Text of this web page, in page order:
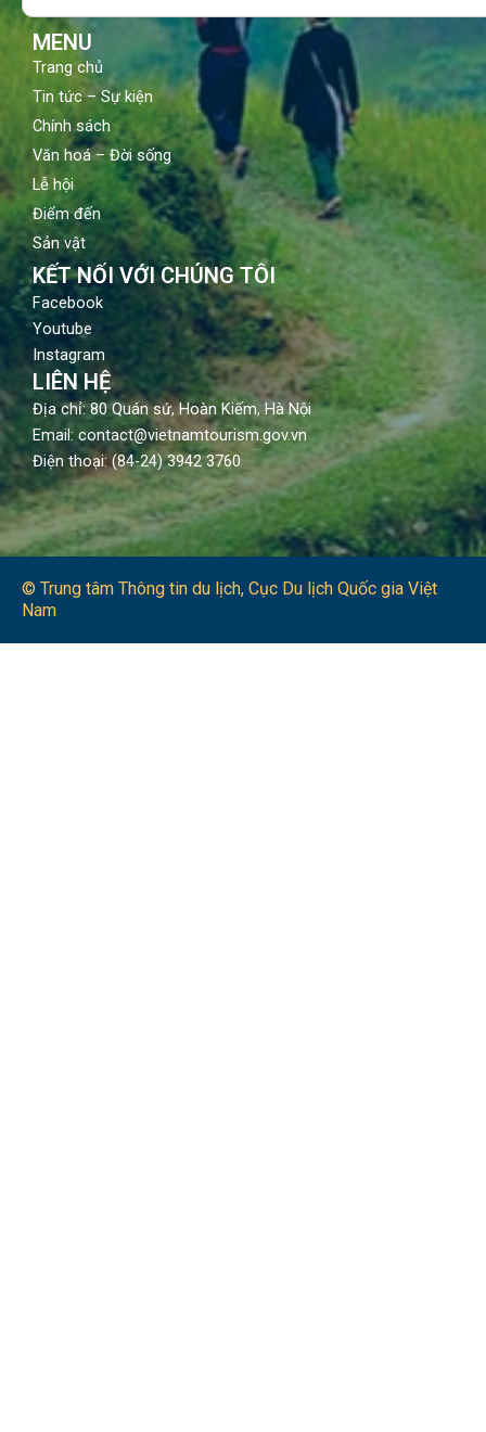
MENU
Trang chủ
Tin tức – Sự kiện
Chính sách
Văn hoá – Đời sống
Lễ hội
Điểm đến
Sản vật
KẾT NỐI VỚI CHÚNG TÔI
Facebook
Youtube
Instagram
LIÊN HỆ
Địa chỉ: 80 Quán sứ, Hoàn Kiếm, Hà Nội
Email: contact@vietnamtourism.gov.vn
Điện thoại: (84-24) 3942 3760
© Trung tâm Thông tin du lịch​, Cục Du lịch Quốc gia Việt
Nam